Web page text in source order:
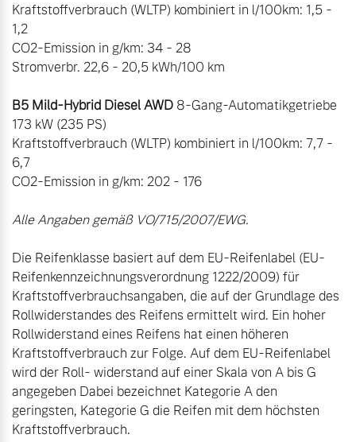
Kraftstoffverbrauch (WLTP) kombiniert in l/100km: 1,5 -
1,2
CO2-Emission in g/km: 34 - 28
Stromverbr. 22,6 - 20,5 kWh/100 km
B5 Mild-Hybrid Diesel AWD 8-Gang-Automatikgetriebe
173 kW (235 PS)
Kraftstoffverbrauch (WLTP) kombiniert in l/100km: 7,7 -
6,7
Alle Angaben gemäß VO/715/2007/EWG.
Die Reifenklasse basiert auf dem EU-Reifenlabel (EU-
Reifenkennzeichnungsverordnung 1222/2009) für
Kraftstoffverbrauchsangaben, die auf der Grundlage des
Rollwiderstandes des Reifens ermittelt wird. Ein hoher
Rollwiderstand eines Reifens hat einen höheren
Kraftstoffverbrauch zur Folge. Auf dem EU-Reifenlabel
wird der Roll- widerstand auf einer Skala von A bis G
angegeben Dabei bezeichnet Kategorie A den
geringsten, Kategorie G die Reifen mit dem höchsten
Kraftstoffverbrauch.